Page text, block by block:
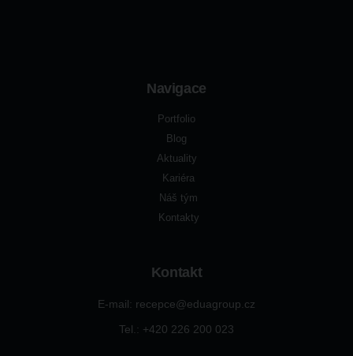
Navigace
Portfolio
Blog
Aktuality
Kariéra
Náš tým
Kontakty
Kontakt
E-mail: recepce@eduagroup.cz
Tel.: +420 226 200 023